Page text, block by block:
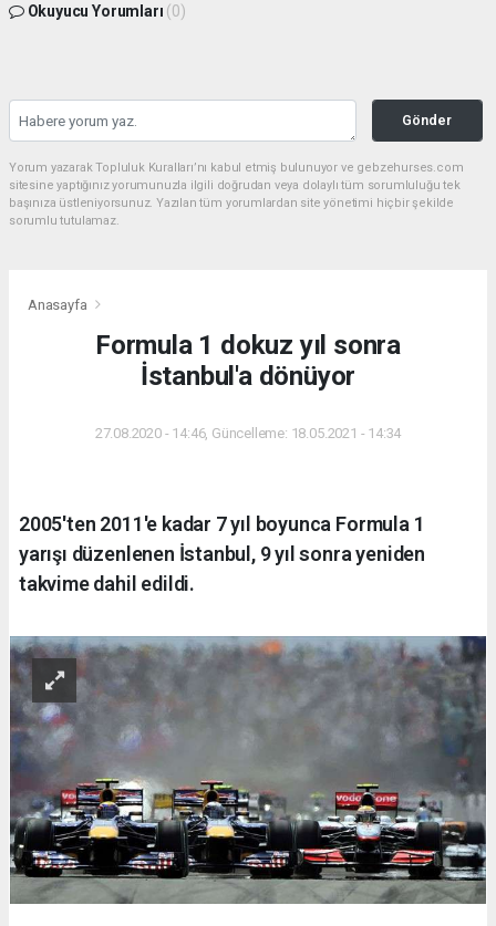
Okuyucu Yorumları (0)
Gönder
Yorum yazarak Topluluk Kuralları’nı kabul etmiş bulunuyor ve gebzehurses.com
sitesine yaptığınız yorumunuzla ilgili doğrudan veya dolaylı tüm sorumluluğu tek
başınıza üstleniyorsunuz. Yazılan tüm yorumlardan site yönetimi hiçbir şekilde
sorumlu tutulamaz.
Anasayfa
Formula 1 dokuz yıl sonra
İstanbul'a dönüyor
27.08.2020 - 14:46, Güncelleme: 18.05.2021 - 14:34
2005'ten 2011'e kadar 7 yıl boyunca Formula 1
yarışı düzenlenen İstanbul, 9 yıl sonra yeniden
takvime dahil edildi.